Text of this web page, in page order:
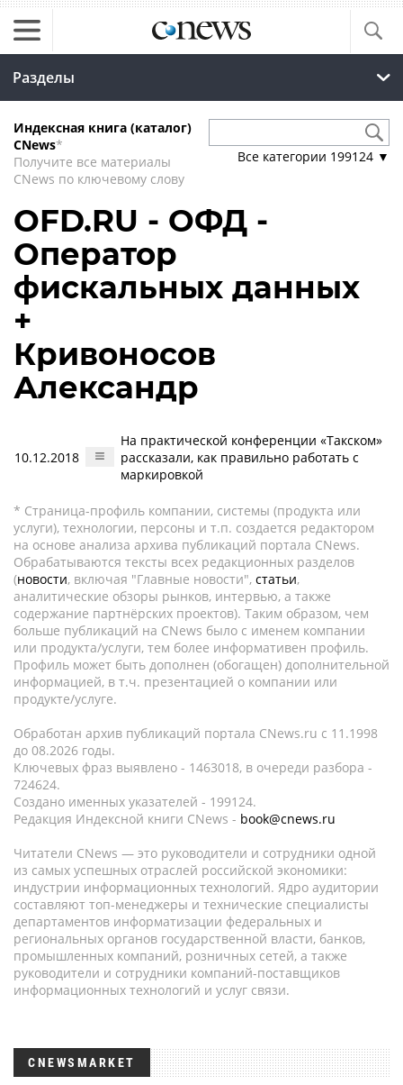
Разделы
Индексная книга (каталог)
CNews*
Получите все материалы
CNews по ключевому слову
Все категории 199124 ▼
OFD.RU - ОФД -
Оператор
фискальных данных
+
Кривоносов
Александр
10.12.2018
На практической конференции «Такском»
рассказали, как правильно работать с
маркировкой
* Страница-профиль компании, системы (продукта или
услуги), технологии, персоны и т.п. создается редактором
на основе анализа архива публикаций портала CNews.
Обрабатываются тексты всех редакционных разделов
(новости, включая "Главные новости", статьи,
аналитические обзоры рынков, интервью, а также
содержание партнёрских проектов). Таким образом, чем
больше публикаций на CNews было с именем компании
или продукта/услуги, тем более информативен профиль.
Профиль может быть дополнен (обогащен) дополнительной
информацией, в т.ч. презентацией о компании или
продукте/услуге.
Обработан архив публикаций портала CNews.ru c 11.1998
до 08.2026 годы.
Ключевых фраз выявлено - 1463018, в очереди разбора -
724624.
Создано именных указателей - 199124.
Редакция Индексной книги CNews - book@cnews.ru
Читатели CNews — это руководители и сотрудники одной
из самых успешных отраслей российской экономики:
индустрии информационных технологий. Ядро аудитории
составляют топ-менеджеры и технические специалисты
департаментов информатизации федеральных и
региональных органов государственной власти, банков,
промышленных компаний, розничных сетей, а также
руководители и сотрудники компаний-поставщиков
информационных технологий и услуг связи.
CNEWSMARKET